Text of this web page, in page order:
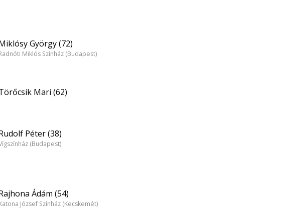
György (72)
Miklós Színház (Budapest)
Mari (62)
Péter (38)
(Budapest)
Ádám (54)
József Színház (Kecskemét)